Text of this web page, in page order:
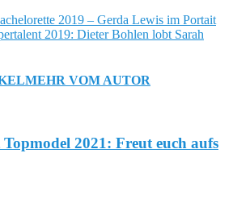
2019 – Gerda Lewis im Portait
2019: Dieter Bohlen lobt Sarah
MEHR VOM AUTOR
Topmodel 2021: Freut euch aufs